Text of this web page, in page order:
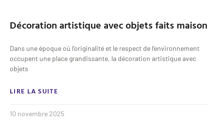
Décoration artistique avec objets faits maison
Dans une époque où l’originalité et le respect de l’environnement
occupent une place grandissante, la décoration artistique avec
objets
LIRE LA SUITE
10 novembre 2025